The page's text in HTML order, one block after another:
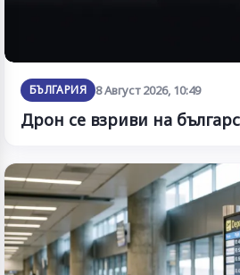
БЪЛГАРИЯ 8 Август 2026, 10:49
Дрон се взриви на